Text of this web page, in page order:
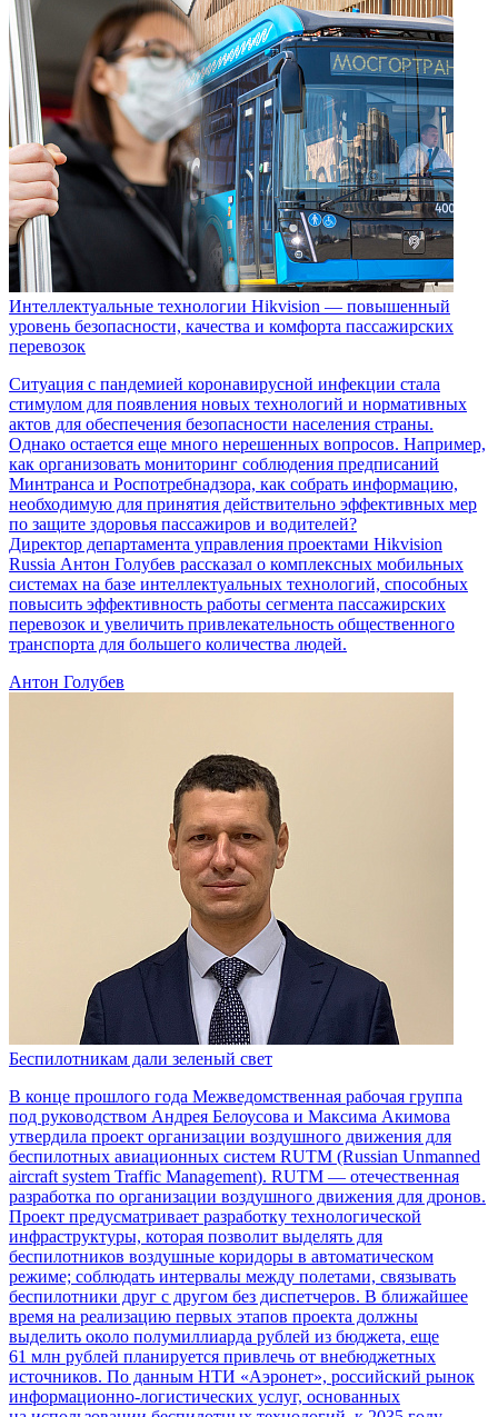
Интеллектуальные технологии Hikvision — повышенный
уровень безопасности, качества и комфорта пассажирских
перевозок
Ситуация с пандемией коронавирусной инфекции стала
стимулом для появления новых технологий и нормативных
актов для обеспечения безопасности населения страны.
Однако остается еще много нерешенных вопросов. Например,
как организовать мониторинг соблюдения предписаний
Минтранса и Роспотребнадзора, как собрать информацию,
необходимую для принятия действительно эффективных мер
по защите здоровья пассажиров и водителей?
Директор департамента управления проектами Hikvision
Russia Антон Голубев рассказал о комплексных мобильных
системах на базе интеллектуальных технологий, способных
повысить эффективность работы сегмента пассажирских
перевозок и увеличить привлекательность общественного
транспорта для большего количества людей.
Антон Голубев
Беспилотникам дали зеленый свет
В конце прошлого года Межведомственная рабочая группа
под руководством Андрея Белоусова и Максима Акимова
утвердила проект организации воздушного движения для
беспилотных авиационных систем RUTM (Russian Unmanned
aircraft system Traffic Management). RUTM — отечественная
разработка по организации воздушного движения для дронов.
Проект предусматривает разработку технологической
инфраструктуры, которая позволит выделять для
беспилотников воздушные коридоры в автоматическом
режиме; соблюдать интервалы между полетами, связывать
беспилотники друг с другом без диспетчеров. В ближайшее
время на реализацию первых этапов проекта должны
выделить около полумиллиарда рублей из бюджета, еще
61 млн рублей планируется привлечь от внебюджетных
источников. По данным НТИ «Аэронет», российский рынок
информационно-логистических услуг, основанных